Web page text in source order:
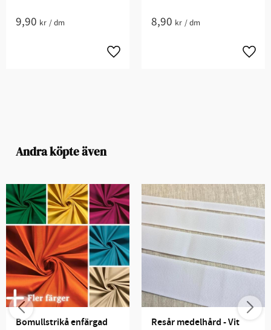
9,90 kr /dm 8,90 kr /dm
Andra köpte även
Bomullstrikå enfärgad
Resår medelhård - Vit